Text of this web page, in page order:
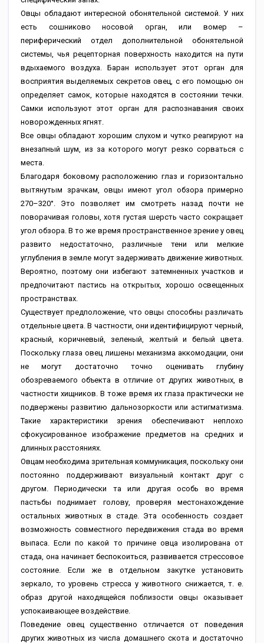
Овцы обладают интересной обонятельной системой. У них
есть сошниково носовой орган, или вомер –
периферический отдел дополнительной обонятельной
системы, чья рецепторная поверхность находится на пути
вдыхаемого воздуха. Баран использует этот орган для
восприятия выделяемых секретов овец, с его помощью он
определяет самок, которые находятся в состоянии течки.
Самки используют этот орган для распознавания своих
новорожденных ягнят.
Все овцы обладают хорошим слухом и чутко реагируют на
внезапный шум, из за которого могут резко сорваться с
места.
Благодаря боковому расположению глаз и горизонтально
вытянутым зрачкам, овцы имеют угол обзора примерно
270–320°. Это позволяет им смотреть назад почти не
поворачивая головы, хотя густая шерсть часто сокращает
угол обзора. В то же время пространственное зрение у овец
развито недостаточно, различные тени или мелкие
углубления в земле могут задерживать движение животных.
Вероятно, поэтому они избегают затемненных участков и
предпочитают пастись на открытых, хорошо освещенных
пространствах.
Существует предположение, что овцы способны различать
отдельные цвета. В частности, они идентифицируют черный,
красный, коричневый, зеленый, желтый и белый цвета.
Поскольку глаза овец лишены механизма аккомодации, они
не могут достаточно точно оценивать глубину
обозреваемого объекта в отличие от других животных, в
частности хищников. В тоже время их глаза практически не
подвержены развитию дальнозоркости или астигматизма.
Такие характеристики зрения обеспечивают неплохо
сфокусированное изображение предметов на средних и
длинных расстояниях.
Овцам необходима зрительная коммуникация, поскольку они
постоянно поддерживают визуальный контакт друг с
другом. Периодически та или другая особь во время
пастьбы поднимает голову, проверяя местонахождение
остальных животных в стаде. Эта особенность создает
возможность совместного передвижения стада во время
выпаса. Если по какой то причине овца изолирована от
стада, она начинает беспокоиться, развивается стрессовое
состояние. Если же в отдельном закутке установить
зеркало, то уровень стресса у животного снижается, т. е.
образ другой находящейся поблизости овцы оказывает
успокаивающее воздействие.
Поведение овец существенно отличается от поведения
других животных из числа домашнего скота и достаточно